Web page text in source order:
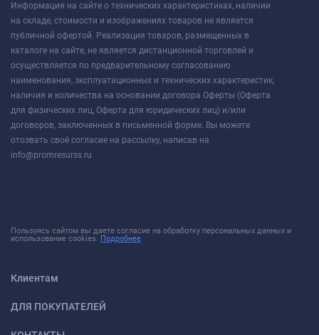
Информация на сайте о технических характеристиках, наличии
на складе, стоимости и изображениях товаров не является
публичной офертой. Реализация товаров, размещенных в
каталоге на сайте, не является дистанционной торговлей и
осуществляется по предварительному согласованию
наименования, эксплуатационных и технических характеристик,
наличия и количества на основании договора Оферты (Оферта
для физических лиц, Оферта для юридических лиц) и/или
договоров, заключенных в письменной форме. Вы можете
отозвать своё согласие на рассылку, написав на
info@promresurss.ru
Пользуясь сайтом вы даете согласие на обработку персональных данных и
использование cookies. Подробнее
Клиентам
ДЛЯ ПОКУПАТЕЛЕЙ